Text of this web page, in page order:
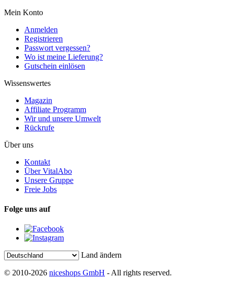
Mein Konto
Anmelden
Registrieren
Passwort vergessen?
Wo ist meine Lieferung?
Gutschein einlösen
Wissenswertes
Magazin
Affiliate Programm
Wir und unsere Umwelt
Rückrufe
Über uns
Kontakt
Über VitalAbo
Unsere Gruppe
Freie Jobs
Folge uns auf
Land ändern
© 2010-2026 niceshops GmbH - All rights reserved.